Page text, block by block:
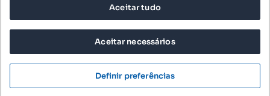
© 2026 Imovirtual.com, OLX Portugal, S.A.
TERMOS DE UTILIZAÇÃO
POLÍTICA DE PRIVACIDADE
CONFIGURAÇÕES DE PRIVACIDADE
Aceitar tudo
Aceitar necessários
Definir preferências